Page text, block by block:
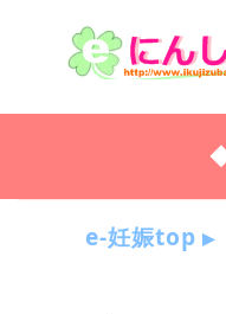
e-妊娠top